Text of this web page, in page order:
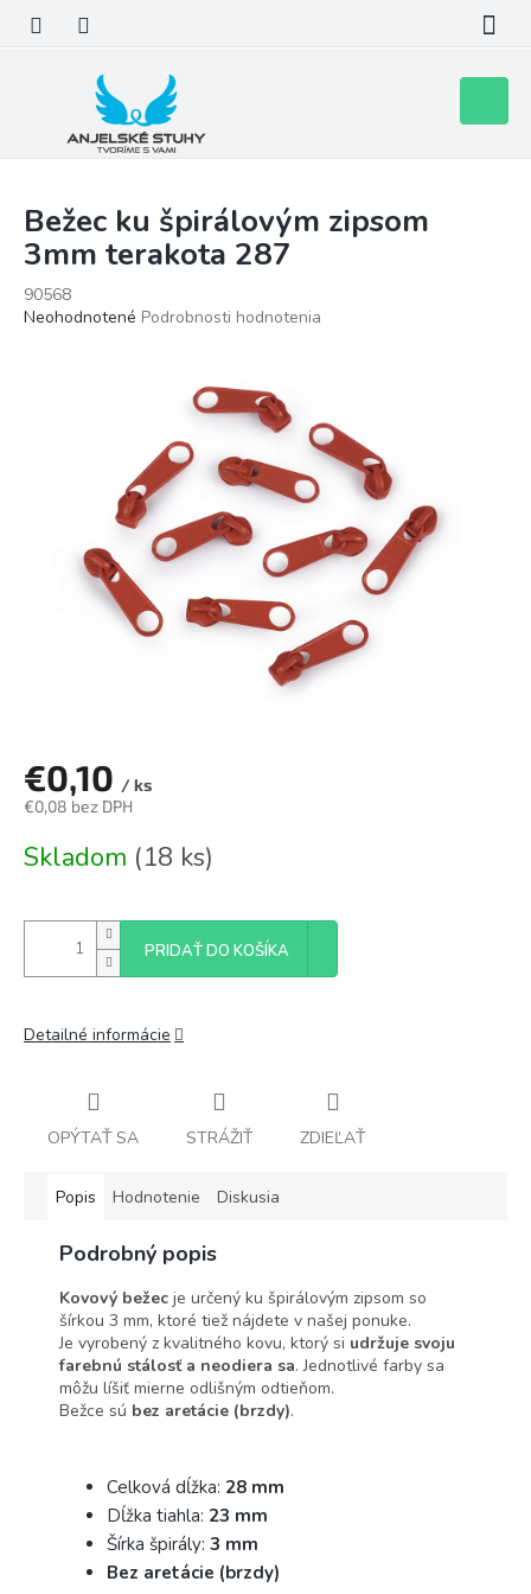
obsah
košík
Bežec ku špirálovým zipsom
3mm terakota 287
90568
Priemerné
Neohodnotené Podrobnosti hodnotenia
€0,10 / ks
€0,08 bez DPH
cena:
Skladom (18 ks)
PRIDAŤ DO KOŠÍKA
Detailné informácie
OPÝTAŤ SA STRÁŽIŤ ZDIEĽAŤ
Popis Hodnotenie Diskusia
Podrobný popis
Kovový bežec je určený ku špirálovým zipsom so
šírkou 3 mm, ktoré tiež nájdete v našej ponuke.
Je vyrobený z kvalitného kovu, ktorý si udržuje svoju
farebnú stálosť a neodiera sa. Jednotlivé farby sa
môžu líšiť mierne odlišným odtieňom.
Bežce sú bez aretácie (brzdy).
Celková dĺžka: 28 mm
Dĺžka tiahla: 23 mm
Šírka špirály: 3 mm
Bez aretácie (brzdy)